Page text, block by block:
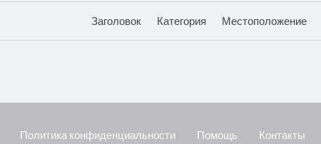
Заголовок Категория Местоположение
Политика конфиденциальности Помощь Контакты